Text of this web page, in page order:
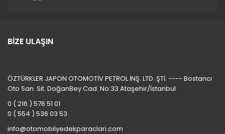
BİZE ULAŞIN
ÖZTÜRKLER JAPON OTOMOTİV PETROL İNŞ. LTD. ŞTİ. ---- Bostancı
Oto San. Sit. DoğanBey Cad. No:33 Ataşehir/İstanbul
0 ( 216 ) 576 51 01
0 ( 554 ) 536 03 53
info@otomobilyedekparaclari.com